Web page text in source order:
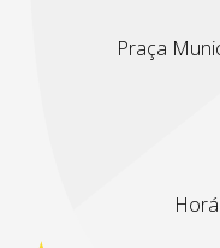
Praça